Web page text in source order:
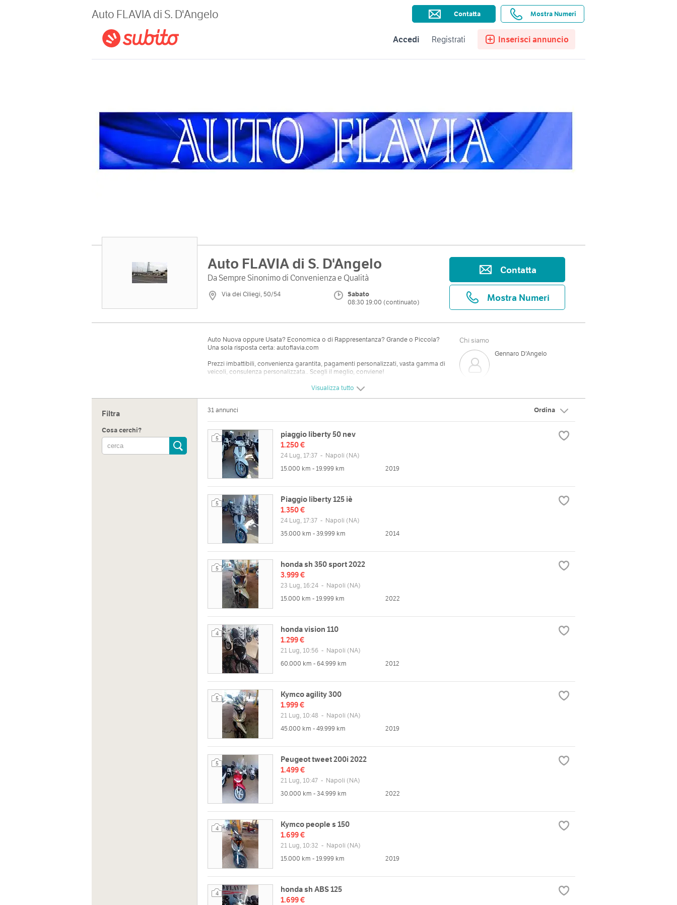
Magazine Subito per le Aziende Assistenza Ricerche salvate Preferiti
Accedi Registrati Inserisci annuncio
Auto FLAVIA di S. D'Angelo Contatta Mostra Numeri
Auto FLAVIA di S. D'Angelo
Da Sempre Sinonimo di Convenienza e Qualità
Via dei Ciliegi, 50/54
Sabato
08:30 19:00 (continuato)
Contatta
Mostra Numeri
Auto Nuova oppure Usata? Economica o di Rappresentanza? Grande o Piccola?
Una sola risposta certa: autoflavia.com
Prezzi imbattibili, convenienza garantita, pagamenti personalizzati, vasta gamma di
veicoli, consulenza personalizzata.. Scegli il meglio, conviene!
Chi siamo
Gennaro D'Angelo
Mappa
Sito web
http://www.autoflavia.com
Lun
08:30 - 08:30 | 20:30 - 20:30
Mar
Gio
Ven
08:30 20:30 (continuato)
Sab
08:30 19:00 (continuato)
Dom
Visualizza tutto
Filtra
Cosa cerchi?
31 annunci Ordina
5
piaggio liberty 50 nev
1.250 €
24 Lug, 17:37 - Napoli (NA)
15.000 km - 19.999 km
2019
5
Piaggio liberty 125 iè
1.350 €
24 Lug, 17:37 - Napoli (NA)
35.000 km - 39.999 km
2014
5
honda sh 350 sport 2022
3.999 €
23 Lug, 16:24 - Napoli (NA)
15.000 km - 19.999 km
2022
4
honda vision 110
1.299 €
21 Lug, 10:56 - Napoli (NA)
60.000 km - 64.999 km
2012
5
Kymco agility 300
1.999 €
21 Lug, 10:48 - Napoli (NA)
45.000 km - 49.999 km
2019
5
Peugeot tweet 200i 2022
1.499 €
21 Lug, 10:47 - Napoli (NA)
30.000 km - 34.999 km
2022
4
Kymco people s 150
1.699 €
21 Lug, 10:32 - Napoli (NA)
15.000 km - 19.999 km
2019
4
honda sh ABS 125
1.699 €